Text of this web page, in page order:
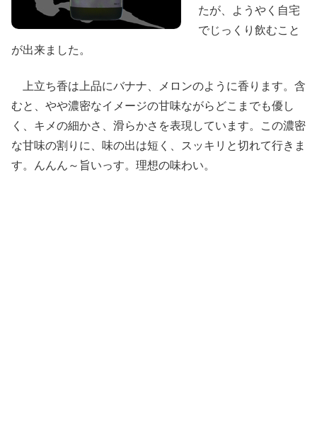
たが、ようやく自宅
でじっくり飲むこと
が出来ました。
上立ち香は上品にバナナ、メロンのように香ります。含
むと、やや濃密なイメージの甘味ながらどこまでも優し
く、キメの細かさ、滑らかさを表現しています。この濃密
な甘味の割りに、味の出は短く、スッキリと切れて行きま
す。んんん～旨いっす。理想の味わい。